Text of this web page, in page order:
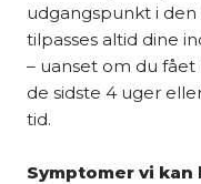
udgangspunkt i
tilpasses altid dine
– uanset om du
de sidste 4 uger
tid.
Symptomer vi